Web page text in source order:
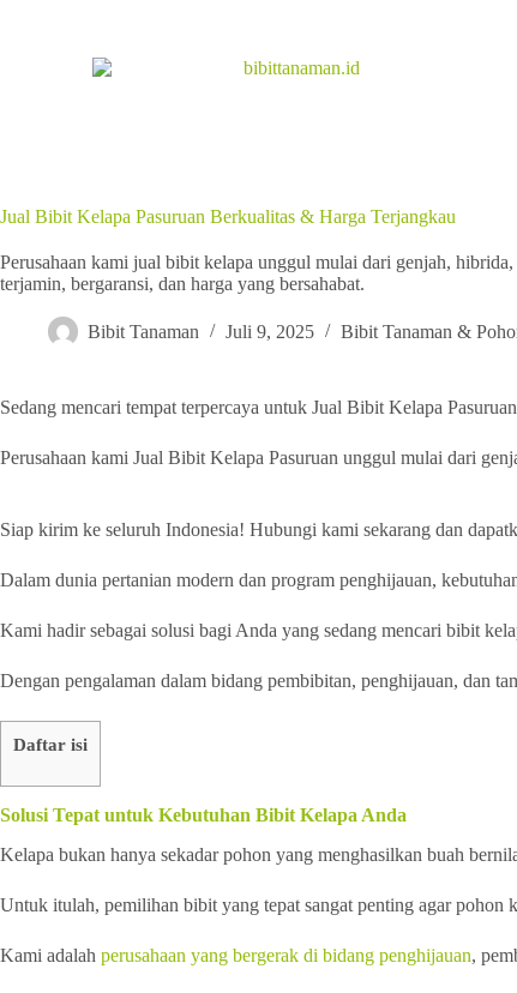
Jual Bibit Kelapa Pasuruan Berkualitas & Harga Terjangkau
Perusahaan kami jual bibit kelapa unggul mulai dari genjah,
terjamin, bergaransi, dan harga yang bersahabat.
Bibit Tanaman Juli 9, 2025 Bibit Tanaman &
Sedang mencari tempat terpercaya untuk Jual Bibit Kelapa
Perusahaan kami Jual Bibit Kelapa Pasuruan unggul mulai dari
Siap kirim ke seluruh Indonesia! Hubungi kami sekarang dan
Dalam dunia pertanian modern dan program penghijauan,
Kami hadir sebagai solusi bagi Anda yang sedang mencari bibit
Dengan pengalaman dalam bidang pembibitan, penghijauan, dan
Daftar isi
Solusi Tepat untuk Kebutuhan Bibit Kelapa Anda
Kelapa bukan hanya sekadar pohon yang menghasilkan buah
Untuk itulah, pemilihan bibit yang tepat sangat penting agar pohon
Kami adalah perusahaan yang bergerak di bidang penghijauan,